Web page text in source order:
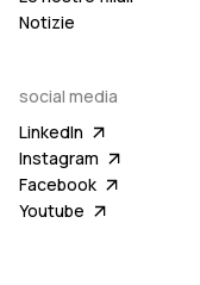
Notizie
social media
LinkedIn
Instagram
Facebook
Youtube